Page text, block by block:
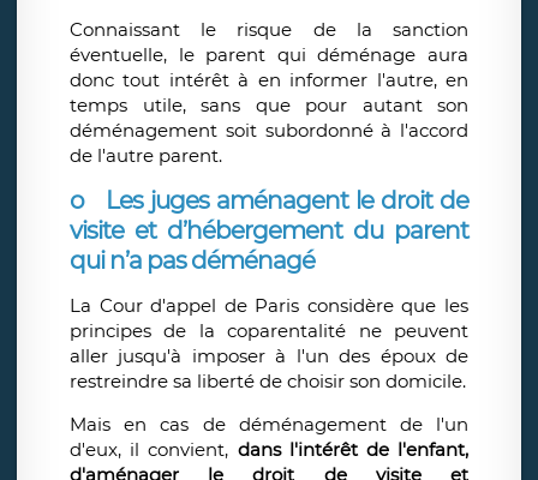
Connaissant le risque de la sanction
éventuelle, le parent qui déménage aura
donc tout intérêt à en informer l'autre, en
temps utile, sans que pour autant son
déménagement soit subordonné à l'accord
de l'autre parent.
o
Les juges aménagent le droit de
visite et d’hébergement du parent
qui n’a pas déménagé
La Cour d'appel de Paris considère que les
principes de la coparentalité ne peuvent
aller jusqu'à imposer à l'un des époux de
restreindre sa liberté de choisir son domicile.
Mais en cas de déménagement de l'un
d'eux, il convient, dans l'intérêt de l'enfant,
d'aménager le droit de visite et